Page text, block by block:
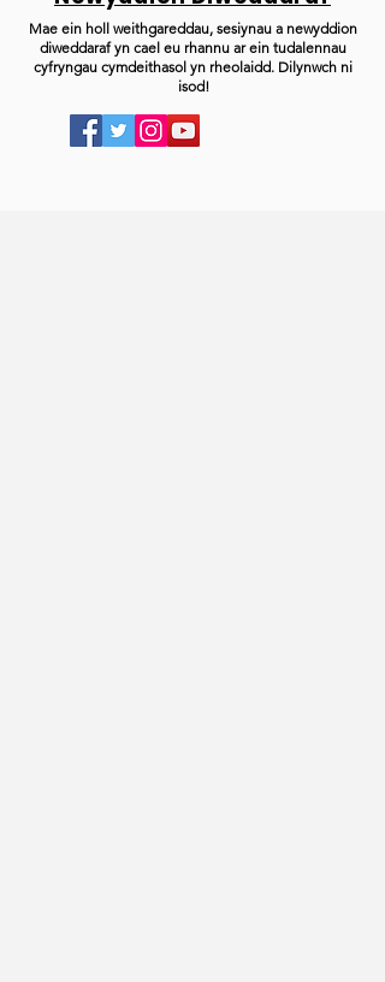
Mae ein holl weithgareddau, sesiynau a newyddion
diweddaraf yn cael eu rhannu ar ein tudalennau
cyfryngau cymdeithasol yn rheolaidd. Dilynwch ni
isod!